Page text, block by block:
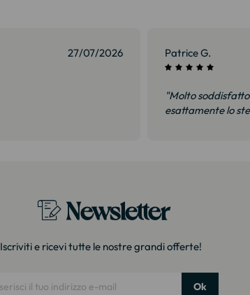
27/07/2026 Patrice G.
"Molto
esattamente lo
Newsletter
Iscriviti e ricevi tutte le nostre grandi offerte!
Ok